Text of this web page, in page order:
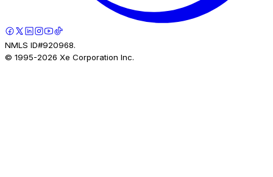
NMLS ID#920968.
© 1995-2026 Xe Corporation Inc.